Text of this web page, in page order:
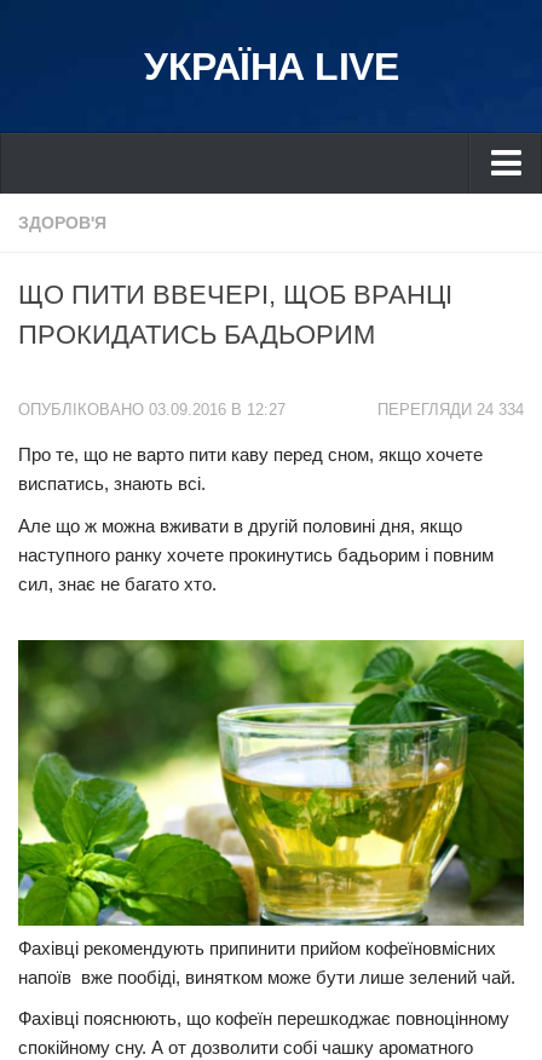
УКРАЇНА LIVE
Україна
Дніпро
Львів
Харків
Донбас
Одеса
Схід
Прикарпаття
Політика
Цікаво
Наука
Технології
Історії
Рецепти
Привітання
Події
ЗДОРОВ'Я
ЩО ПИТИ ВВЕЧЕРІ, ЩОБ ВРАНЦІ
ПРОКИДАТИСЬ БАДЬОРИМ
ПЕРЕГЛЯДИ 24 334
ОПУБЛІКОВАНО 03.09.2016 В 12:27
Про те, що не варто пити каву перед сном, якщо хочете
виспатись, знають всі.
Але що ж можна вживати в другій половині дня, якщо
наступного ранку хочете прокинутись бадьорим і повним
сил, знає не багато хто.
Фахівці рекомендують припинити прийом кофеїновмісних
напоїв вже пообіді, винятком може бути лише зелений чай.
Фахівці пояснюють, що кофеїн перешкоджає повноцінному
спокійному сну. А от дозволити собі чашку ароматного